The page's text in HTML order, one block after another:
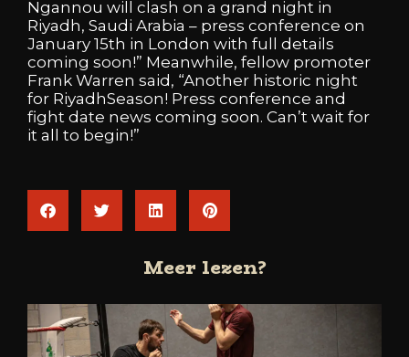
Ngannou will clash on a grand night in
Riyadh, Saudi Arabia – press conference on
January 15th in London with full details
coming soon!” Meanwhile, fellow promoter
Frank Warren said, “Another historic night
for RiyadhSeason! Press conference and
fight date news coming soon. Can’t wait for
it all to begin!”
Meer lezen?